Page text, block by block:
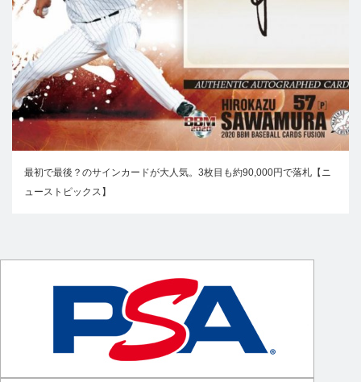
最初で最後？のサインカードが大人気。3枚目も約90,000円で落札【ニ
ューストピックス】